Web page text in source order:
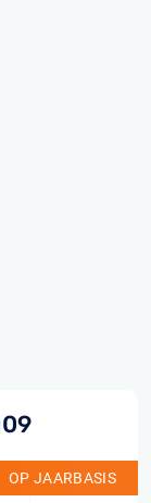
OP JAARBASIS